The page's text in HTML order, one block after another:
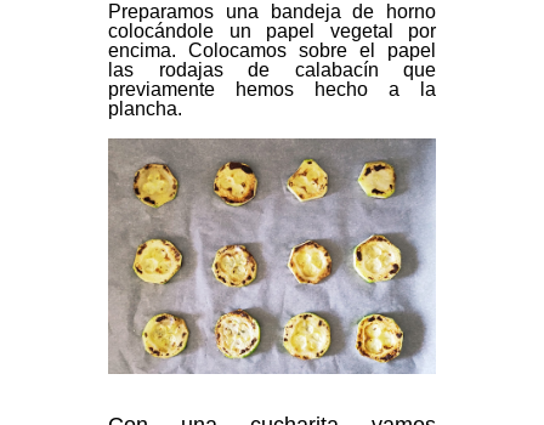
Preparamos una bandeja de horno
colocándole un papel vegetal por
encima. Colocamos sobre el papel
las rodajas de calabacín que
previamente hemos hecho a la
plancha.